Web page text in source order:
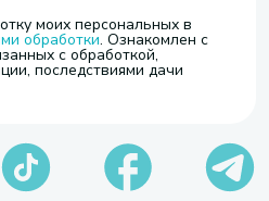
моих персональных в
обработки. Ознакомлен с
с обработкой,
последствиями дачи